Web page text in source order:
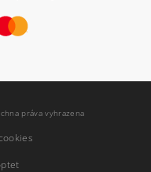
práva vyhrazena